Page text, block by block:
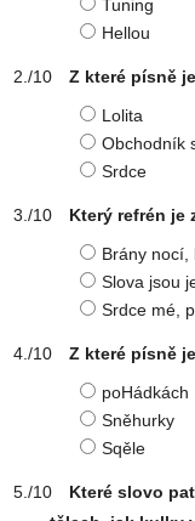
Tuning
Hellou
Z které písně
Lolita
Obchodník
Srdce
Který refrén je
Brány nocí,
Slova jsou
Srdce mé,
Z které písně
poHádkách
Sněhurky
Sqěle
Které slovo